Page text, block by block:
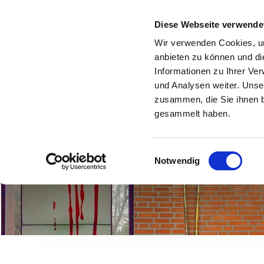
Diese Webseite
Wir verwenden Cookies,
anbieten zu können und
Informationen zu Ihrer
und Analysen weiter.
zusammen, die Sie ihnen
gesammelt haben.
Einwilligungsauswahl
Notwendig
Ev.
SCHAUKASTEN